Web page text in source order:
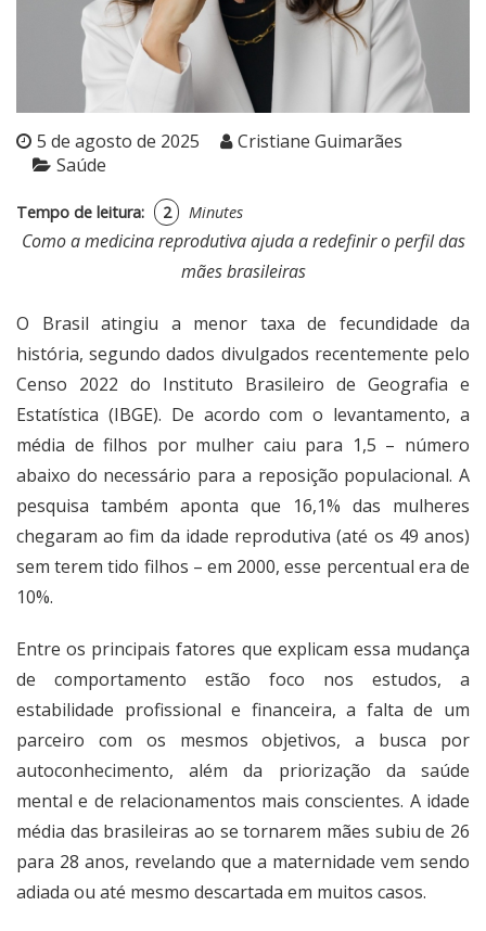
5 de agosto de 2025
Cristiane Guimarães
Saúde
Tempo de leitura: 2 Minutes
Como a medicina reprodutiva ajuda a redefinir o perfil das
mães brasileiras
O Brasil atingiu a menor taxa de fecundidade da
história, segundo dados divulgados recentemente pelo
Censo 2022 do Instituto Brasileiro de Geografia e
Estatística (IBGE). De acordo com o levantamento, a
média de filhos por mulher caiu para 1,5 – número
abaixo do necessário para a reposição populacional. A
pesquisa também aponta que 16,1% das mulheres
chegaram ao fim da idade reprodutiva (até os 49 anos)
sem terem tido filhos – em 2000, esse percentual era de
10%.
Entre os principais fatores que explicam essa mudança
de comportamento estão foco nos estudos, a
estabilidade profissional e financeira, a falta de um
parceiro com os mesmos objetivos, a busca por
autoconhecimento, além da priorização da saúde
mental e de relacionamentos mais conscientes. A idade
média das brasileiras ao se tornarem mães subiu de 26
para 28 anos, revelando que a maternidade vem sendo
adiada ou até mesmo descartada em muitos casos.